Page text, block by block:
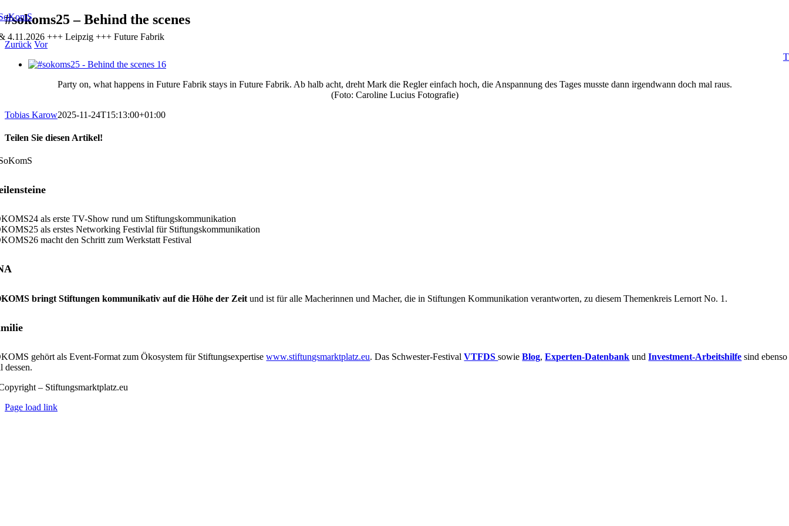
Zum
Inhalt
springen
4.11.2026 +++ Leipzig +++ Future Fabrik
#sokoms25 – Behind the scenes
Zurück Vor
Zeige
Party on, what happens in Future Fabrik stays in Future Fabrik. Ab halb acht, dreht Mark die Regler einfach hoch, die Anspannung des Tages musste dann irgendwann doch mal raus.
(Foto: Caroline Lucius Fotografie)
Tobias Karow2025-11-24T15:13:00+01:00
Teilen Sie diesen Artikel!
Facebook
X
LinkedIn
Xing
E-
als erste TV-Show rund um Stiftungskommunikation
als erstes Networking Festivlal für Stiftungskommunikation
macht den Schritt zum Werkstatt Festival
bringt Stiftungen kommunikativ auf die Höhe der Zeit und ist für alle Macherinnen und Macher, die in Stiftungen Kommunikation verantworten, zu diesem Themenkreis Lernort No. 1.
gehört als Event-Format zum Ökosystem für Stiftungsexpertisewww.stiftungsmarktplatz.eu. Das Schwester-FestivalVTFDSsowieBlog,Experten-Datenbank undInvestment-Arbeitshilfe sind ebenso
dessen.
– Stiftungsmarktplatz.eu
Page load link